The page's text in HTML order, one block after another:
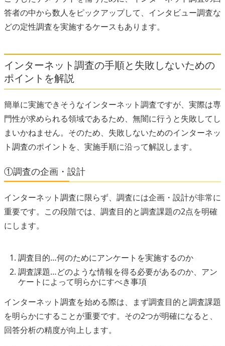
答者の中から数人をピックアップして、インタビュー調査な
どの定性調査を実施するケースもあります。
インターネット調査の手順と失敗しないための
ポイントを解説
簡単に実施できそうなインターネット調査ですが、実際は専
門性が求められる領域であるため、無闇に行うと失敗してし
まいかねません。そのため、失敗しないためのインターネッ
ト調査のポイントを、実施手順に沿って解説します。
①調査の企画・設計
インターネット調査に限らず、調査には企画・設計が非常に
重要です。この段階では、調査目的と調査課題の2点を明確
にします。
調査目的…何のためにアンケートを実施するのか
調査課題…どのような情報を得る必要があるのか、アン
ケートによって明らかにすべき事項
インターネット調査を始める際は、まず調査目的と調査課題
を明らかにすることが重要です。その2つが明確になると、
回答分析の精度が向上します。